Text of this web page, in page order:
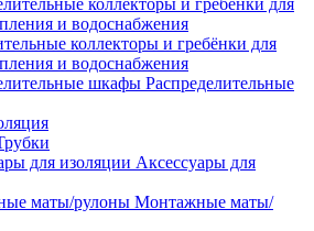
коллекторы и гребёнки для
и водоснабжения
Распределительные
Аксессуары для
Монтажные маты/